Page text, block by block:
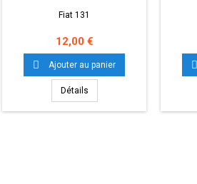
Fiat 131
Prix
12,00 €
 Ajouter au panier
Détails
